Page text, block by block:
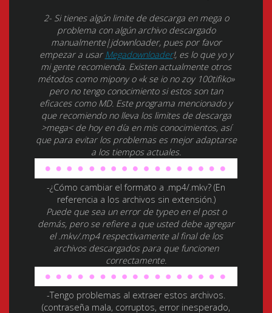
2- Si tienes algún limite de descarga en mega o
problema con algún archivo descargado
manualmente|jdownloader, pues por favor
empezar a usar Megadownloader!, es lo que yo y
mi gente recomienda. Existen actualmente otros
métodos como mipony o «k se io no zoy 100tifiko»
pero no tengo conocimiento si estos son tan
eficaces como MD. Este programa mencionado y
que recomiendo no lleva los limites de descarga
>mega< de hoy en día en mis conocimientos, así
que para evitar los problemas es mejor adaptarse
a los tiempos actuales.
-¿Cómo cambiar el formato a .mp4/.mkv? (En
referencia a los archivos sin extensión.)
Puede que sea un error de typeo en el post o
demás, pero se refiere a que usted debe agregar
el .mkv/.mp4 respectivamente al final de los
archivos descargados para que funcionen
correctamente.
-Tengo problemas al extraer estos archivos.
(contraseña mala, corruptos, error inesperado,